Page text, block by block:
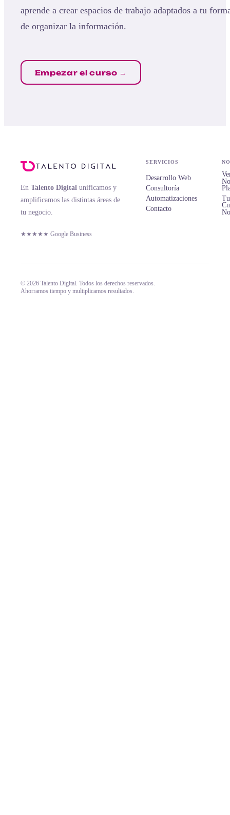
aprende a crear espacios de trabajo adaptados a tu
de organizar la información.
Empezar el curso →
En Talento Digital unificamos y
amplificamos las distintas áreas de
tu negocio.
★★★★★ Google Business
SERVICIOS
Desarrollo Web
Consultoría
Automatizaciones
Contacto
© 2026 Talento Digital. Todos los derechos reservados.
Ahorramos tiempo y multiplicamos resultados.